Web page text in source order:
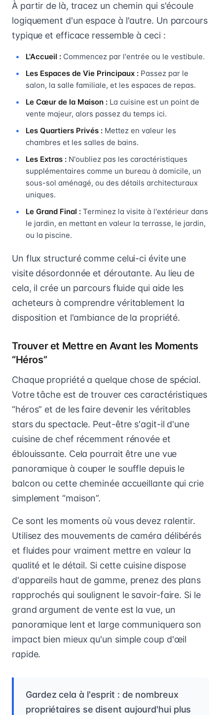
À partir de là, tracez un chemin qui s'écoule
logiquement d'un espace à l'autre. Un parcours
typique et efficace ressemble à ceci :
L'Accueil : Commencez par l'entrée ou le vestibule.
Les Espaces de Vie Principaux : Passez par le
salon, la salle familiale, et les espaces de repas.
Le Cœur de la Maison : La cuisine est un point de
vente majeur, alors passez du temps ici.
Les Quartiers Privés : Mettez en valeur les
chambres et les salles de bains.
Les Extras : N'oubliez pas les caractéristiques
supplémentaires comme un bureau à domicile, un
sous-sol aménagé, ou des détails architecturaux
uniques.
Le Grand Final : Terminez la visite à l'extérieur dans
le jardin, en mettant en valeur la terrasse, le jardin,
ou la piscine.
Un flux structuré comme celui-ci évite une
visite désordonnée et déroutante. Au lieu de
cela, il crée un parcours fluide qui aide les
acheteurs à comprendre véritablement la
disposition et l'ambiance de la propriété.
Trouver et Mettre en Avant les Moments
“Héros”
Chaque propriété a quelque chose de spécial.
Votre tâche est de trouver ces caractéristiques
“héros” et de les faire devenir les véritables
stars du spectacle. Peut-être s'agit-il d'une
cuisine de chef récemment rénovée et
éblouissante. Cela pourrait être une vue
panoramique à couper le souffle depuis le
balcon ou cette cheminée accueillante qui crie
simplement “maison”.
Ce sont les moments où vous devez ralentir.
Utilisez des mouvements de caméra délibérés
et fluides pour vraiment mettre en valeur la
qualité et le détail. Si cette cuisine dispose
d'appareils haut de gamme, prenez des plans
rapprochés qui soulignent le savoir-faire. Si le
grand argument de vente est la vue, un
panoramique lent et large communiquera son
impact bien mieux qu'un simple coup d'œil
rapide.
Gardez cela à l'esprit : de nombreux
propriétaires se disent aujourd'hui plus